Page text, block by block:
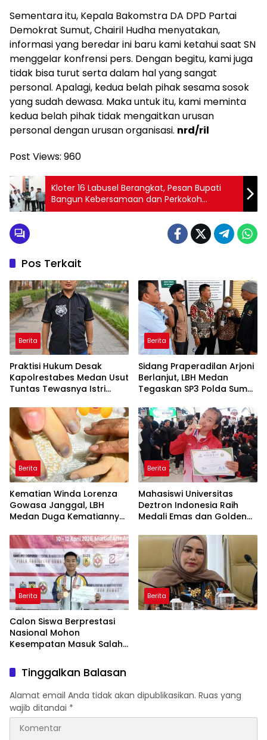
Sementara itu, Kepala Bakomstra DA DPD Partai
Demokrat Sumut, Chairil Hudha menyatakan,
informasi yang beredar ini baru kami ketahui saat SN
menggelar konfrensi pers. Dengan begitu, kami juga
tidak bisa turut serta dalam hal yang sangat
personal. Apalagi, kedua belah pihak sesama sosok
yang sudah dewasa. Maka untuk itu, kami meminta
kedua belah pihak tidak mengaitkan urusan
personal dengan urusan organisasi. nrd/ril
Post Views: 960
Kloter 16 Labusel Berangkat, Pesan Bupati
Bangun Kebersamaan dan Perkokoh
Persatuan
Pos Terkait
Berita
Praktisi Hukum Desak
Kapolrestabes Medan Usut
Tuntas Tewasnya Istri
Berita
Sidang Praperadilan Arjoni
Berlanjut, LBH Medan
Tegaskan SP3 Polda Sumut
Berita
Kematian Winda Lorenza
Gowasa Janggal, LBH
Medan Duga Kematiannya
Ada Dugaan Tundak
Pidana
Berita
Mahasiswi Universitas
Deztron Indonesia Raih
Medali Emas dan Golden
Berita
Calon Siswa Berprestasi
Nasional Mohon
Kesempatan Masuk Salah
Berita
Tinggalkan Balasan
Alamat email Anda tidak akan dipublikasikan. Ruas yang
wajib ditandai *